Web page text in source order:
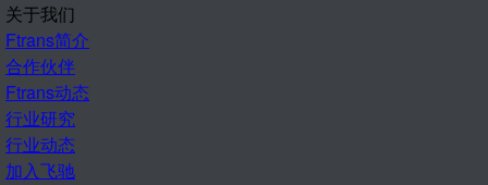
关于我们
Ftrans简介
合作伙伴
Ftrans动态
行业研究
行业动态
加入飞驰